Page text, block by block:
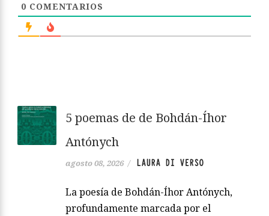
0 COMENTARIOS
5 poemas de de Bohdán-Íhor
Antónych
agosto 08, 2026 / LAURA DI VERSO
La poesía de Bohdán-Íhor Antónych,
profundamente marcada por el